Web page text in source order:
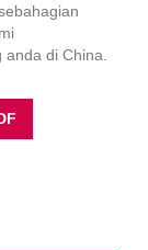
di China.